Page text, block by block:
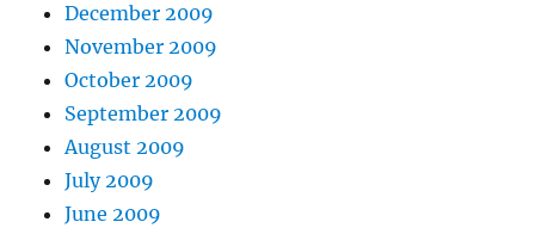
December 2009
November 2009
October 2009
September 2009
August 2009
July 2009
June 2009